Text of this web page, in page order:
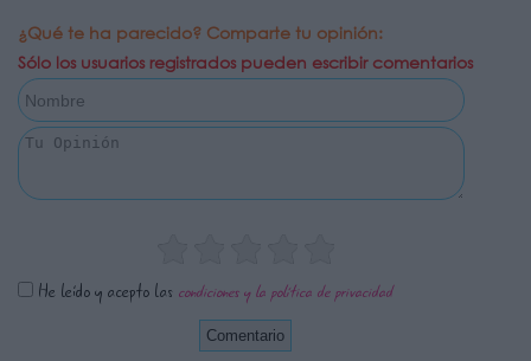
¿Qué te ha parecido? Comparte tu opinión:
Sólo los usuarios registrados pueden escribir comentarios
He leído y acepto las condiciones y la política de privacidad